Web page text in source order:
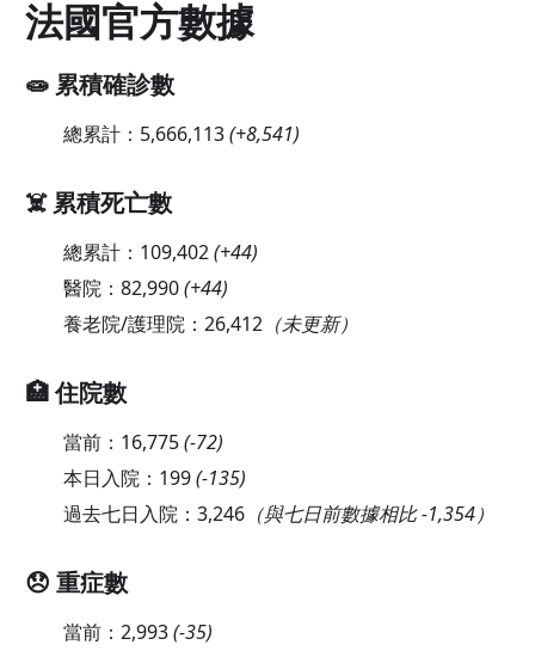
法國官方數據
🧫 累積確診數
總累計： 5,666,113(+8,541)
☠️ 累積死亡數
總累計： 109,402(+44)
醫院： 82,990(+44)
養老院/護理院： 26,412（未更新）
🏥 住院數
當前： 16,775(-72)
本日入院： 199(-135)
過去七日入院： 3,246（與七日前數據相比 -1,354）
😞 重症數
當前： 2,993(-35)